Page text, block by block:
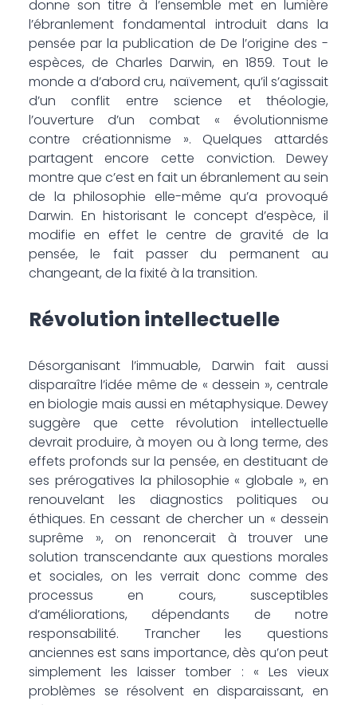
donne son titre à l’ensemble met en lumière
l’ébranlement fondamental introduit dans la
pensée par la publication de De l’origine des ­
espèces, de Charles Darwin, en 1859. Tout le
monde a d’abord cru, naïvement, qu’il s’agissait
d’un conflit entre science et théologie,
l’ouverture d’un combat « évolutionnisme
contre créationnisme ». Quelques attardés
partagent encore cette conviction. Dewey
montre que c’est en fait un ébranlement au sein
de la philosophie elle-même qu’a provoqué
Darwin. En historisant le concept d’espèce, il
modifie en effet le centre de gravité de la
pensée, le fait passer du permanent au
changeant, de la fixité à la transition.
Révolution intellectuelle
Désorganisant l’immuable, Darwin fait aussi
disparaître l’idée même de « dessein », centrale
en biologie mais aussi en métaphysique. Dewey
suggère que cette révolution intellectuelle
devrait produire, à moyen ou à long terme, des
effets profonds sur la pensée, en destituant de
ses prérogatives la philosophie « globale », en
renouvelant les diagnostics politiques ou
éthiques. En cessant de chercher un « dessein
suprême », on renoncerait à trouver une
solution transcendante aux questions morales
et sociales, on les verrait donc comme des
processus en cours, susceptibles
d’améliorations, dépendants de notre
responsabilité. Trancher les questions
anciennes est sans importance, dès qu’on peut
simplement les laisser tomber : « Les vieux
problèmes se résolvent en disparaissant, en